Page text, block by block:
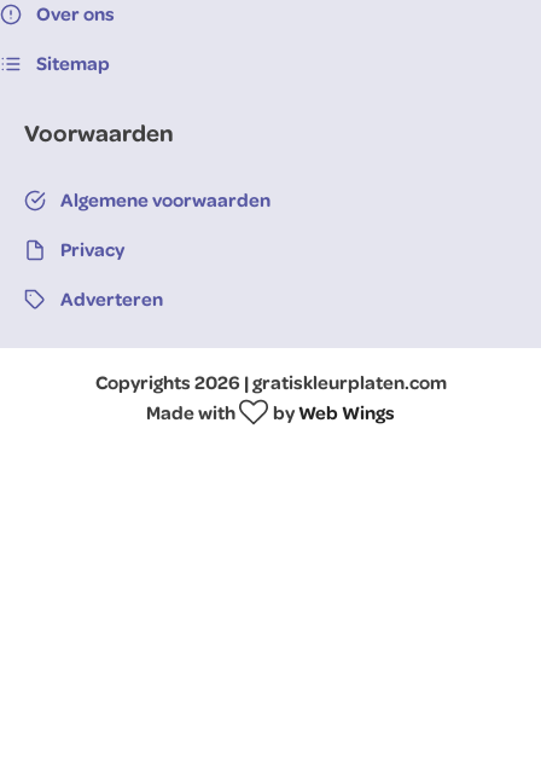
Over ons
Sitemap
Voorwaarden
Algemene voorwaarden
Privacy
Adverteren
Copyrights 2026 | gratiskleurplaten.com
Made with
byWeb Wings